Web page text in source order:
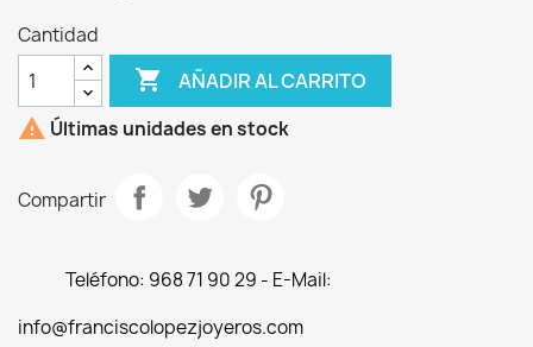
Cantidad
 AÑADIR AL CARRITO
 Últimas unidades en stock
Compartir
Teléfono: 968 71 90 29 - E-Mail:
info@franciscolopezjoyeros.com